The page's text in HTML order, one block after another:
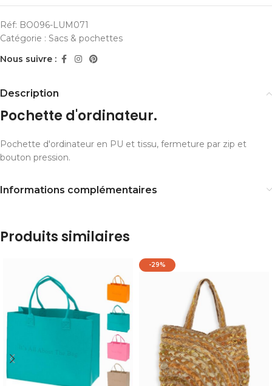
Réf: BO096-LUM071
Catégorie : Sacs & pochettes
Nous suivre :
Description
Pochette d'ordinateur.
Pochette d'ordinateur en PU et tissu, fermeture par zip et
bouton pression.
Informations complémentaires
Produits similaires
-29%